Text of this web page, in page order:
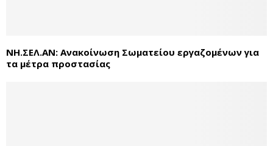
ΝΗ.ΣΕΛ.ΑΝ: Ανακοίνωση Σωματείου εργαζομένων για
τα μέτρα προστασίας